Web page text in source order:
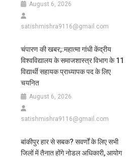
August 6, 2026
satishmishra9116@gmail.com
चंपारण की खबर;:महात्मा गांधी केंद्रीय
विश्वविद्यालय के समाजशास्त्र विभाग के 11
विद्यार्थी सहायक प्राध्यापक पद के लिए
चयनित
August 6, 2026
satishmishra9116@gmail.com
बांकीपुर हार से सबक? सवर्णों के लिए सभी
जिलों में तैनात होंगे नोडल अधिकारी, आयोग